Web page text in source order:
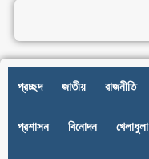
প্রচ্ছদ জাতীয় রাজনীতি
প্রশাসন বিনোদন খেলাধুলা